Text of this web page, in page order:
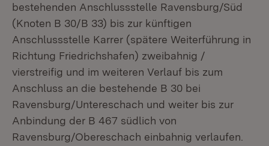
bestehenden Anschlussstelle Ravensburg/Süd
(Knoten B 30/B 33) bis zur künftigen
Anschlussstelle Karrer (spätere Weiterführung in
Richtung Friedrichshafen) zweibahnig /
vierstreifig und im weiteren Verlauf bis zum
Anschluss an die bestehende B 30 bei
Ravensburg/Untereschach und weiter bis zur
Anbindung der B 467 südlich von
Ravensburg/Obereschach einbahnig verlaufen.